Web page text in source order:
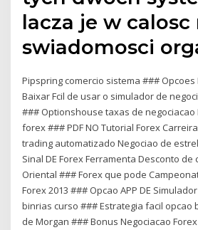
lacza je w calosc
swiadomosci
Pipspring comercio sistema ###
Baixar Fcil de usar o simulador de
### Optionshouse taxas de negociacao
forex ### PDF NO Tutorial Forex
trading automatizado Negociao de
Sinal DE Forex Ferramenta Desconto de
Oriental ### Forex que pode
Forex 2013 ### Opcao APP DE
binrias curso ### Estrategia facil opcao
de Morgan ### Bonus Negociacao